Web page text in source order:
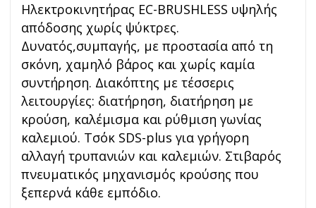
Ηλεκτροκινητήρας EC-BRUSHLESS υψηλής
απόδοσης χωρίς ψύκτρες.
Δυνατός,συμπαγής, με προστασία από τη
σκόνη, χαμηλό βάρος και χωρίς καμία
συντήρηση. Διακόπτης με τέσσερις
λειτουργίες: διατήρηση, διατήρηση με
κρούση, καλέμισμα και ρύθμιση γωνίας
καλεμιού. Τσόκ SDS-plus για γρήγορη
αλλαγή τρυπανιών και καλεμιών. Στιβαρός
πνευματικός μηχανισμός κρούσης που
ξεπερνά κάθε εμπόδιο.